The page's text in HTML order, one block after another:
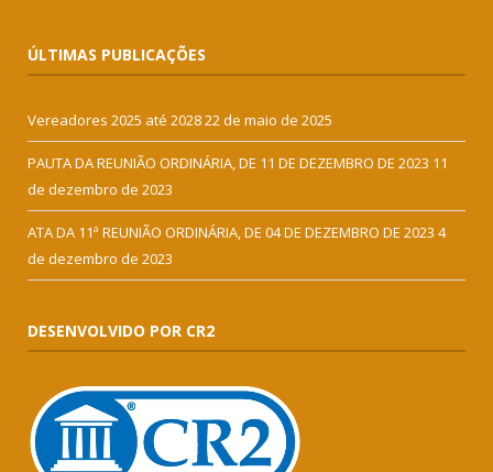
ÚLTIMAS PUBLICAÇÕES
Vereadores 2025 até 202822 de maio de 2025
PAUTA DA REUNIÃO ORDINÁRIA, DE 11 DE DEZEMBRO DE 2023 11
de dezembro de 2023
ATA DA 11ª REUNIÃO ORDINÁRIA, DE 04 DE DEZEMBRO DE 2023 4
de dezembro de 2023
DESENVOLVIDO POR CR2